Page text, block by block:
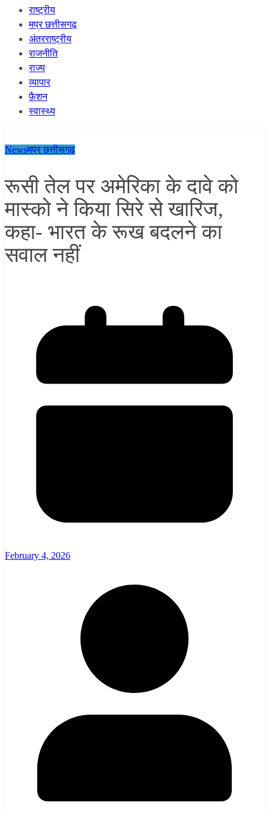
राष्ट्रीय
मप्र छत्तीसगढ़
अंतरराष्ट्रीय
राजनीति
राज्य
व्यापार
फ़ैशन
स्वास्थ्य
Newsमप्र छत्तीसगढ़
रूसी तेल पर अमेरिका के दावे को
मास्को ने किया सिरे से खारिज,
कहा- भारत के रूख बदलने का
सवाल नहीं
February 4, 2026